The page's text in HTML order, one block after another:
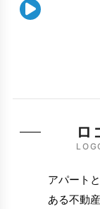

ロ
アパート
ある不動